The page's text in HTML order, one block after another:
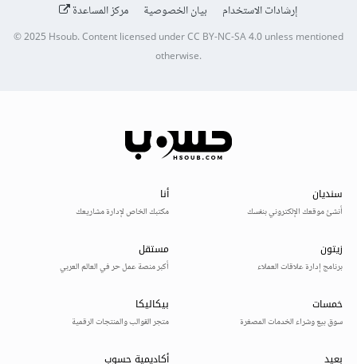
إرشادات الاستخدام
بيان الخصوصية مركز المساعدة
© 2025Hsoub.Content licensed underCC BY-NC-SA 4.0unless mentioned
otherwise.